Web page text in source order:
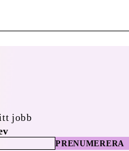
jobb
PRENUMERERA